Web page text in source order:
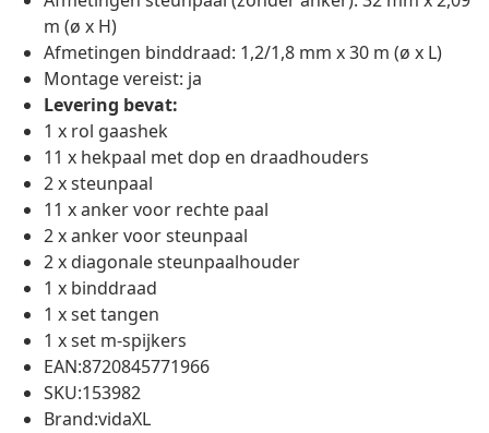
m (ø x H)
Afmetingen binddraad: 1,2/1,8 mm x 30 m (ø x L)
Montage vereist: ja
Levering bevat:
1 x rol gaashek
11 x hekpaal met dop en draadhouders
2 x steunpaal
11 x anker voor rechte paal
2 x anker voor steunpaal
2 x diagonale steunpaalhouder
1 x binddraad
1 x set tangen
1 x set m-spijkers
EAN:8720845771966
SKU:153982
Brand:vidaXL